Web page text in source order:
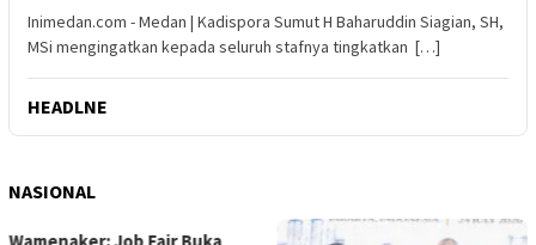
Inimedan.com - Medan | Kadispora Sumut H Baharuddin Siagian, SH,
MSi mengingatkan kepada seluruh stafnya tingkatkan […]
HEADLNE
NASIONAL